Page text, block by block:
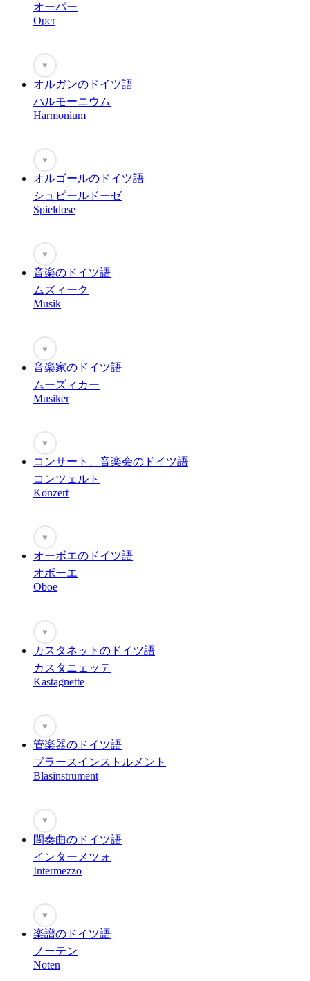
オーパー
Oper
♥
オルガンのドイツ語
ハルモーニウム
Harmonium
♥
オルゴールのドイツ語
シュピールドーゼ
Spieldose
♥
音楽のドイツ語
ムズィーク
Musik
♥
音楽家のドイツ語
ムーズィカー
Musiker
♥
コンサート、音楽会のドイツ語
コンツェルト
Konzert
♥
オーボエのドイツ語
オボーエ
Oboe
♥
カスタネットのドイツ語
カスタニェッテ
Kastagnette
♥
管楽器のドイツ語
ブラースインストルメント
Blasinstrument
♥
間奏曲のドイツ語
インターメツォ
Intermezzo
♥
楽譜のドイツ語
ノーテン
Noten